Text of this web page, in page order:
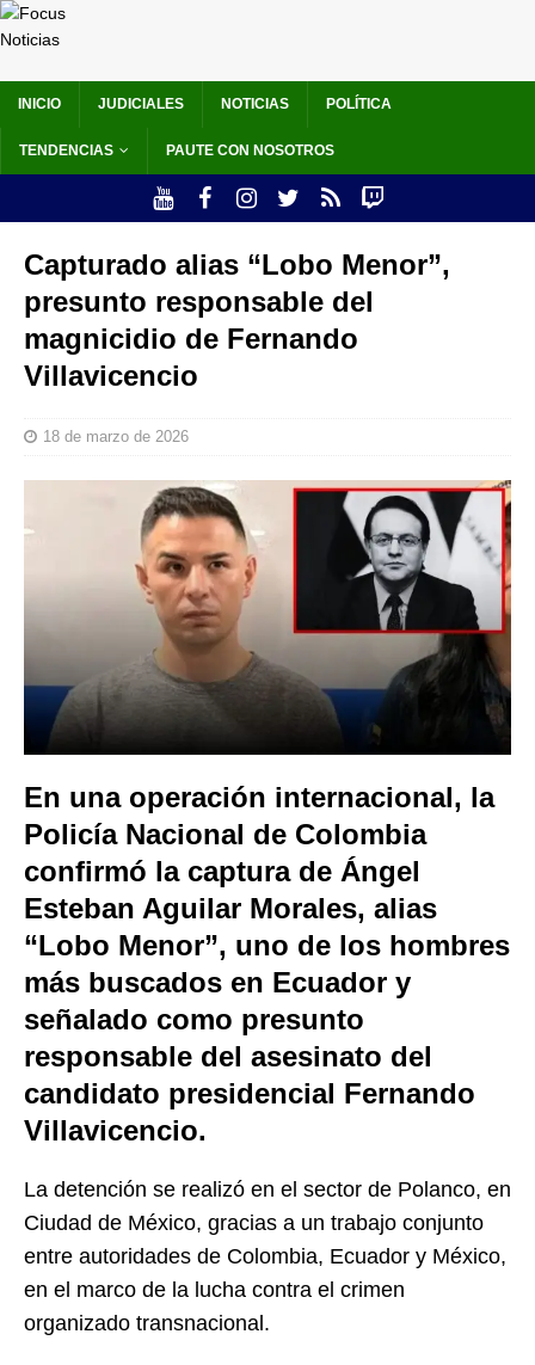
INICIO JUDICIALES NOTICIAS POLÍTICA
TENDENCIAS PAUTE CON NOSOTROS
Capturado alias “Lobo Menor”,
presunto responsable del
magnicidio de Fernando
Villavicencio
18 de marzo de 2026
En una operación internacional, la
Policía Nacional de Colombia
confirmó la captura de Ángel
Esteban Aguilar Morales, alias
“Lobo Menor”, uno de los hombres
más buscados en Ecuador y
señalado como presunto
responsable del asesinato del
candidato presidencial Fernando
Villavicencio.
La detención se realizó en el sector de Polanco, en
Ciudad de México, gracias a un trabajo conjunto
entre autoridades de Colombia, Ecuador y México,
en el marco de la lucha contra el crimen
organizado transnacional.